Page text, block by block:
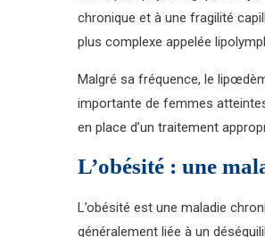
chronique et à une fragilité
plus complexe appelée
Malgré sa fréquence, le
importante de femmes
en place d’un traitement
L’obésité : une
L’obésité est une maladie
généralement liée à un